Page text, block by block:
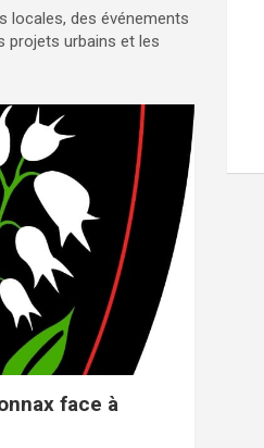
locales, des événements
projets urbains et les
face à